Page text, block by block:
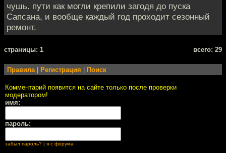
чушь. пути как могли крепили загодя до пуска
Сапсана, и вообще каждый год проходит сезонный
ремонт.
cтраницы: 1 всего: 29
Правила | Регистрация | Поиск
Комментарий появится на сайте только после проверки
модератором!
имя:
пароль:
забыл пароль? | я с форума